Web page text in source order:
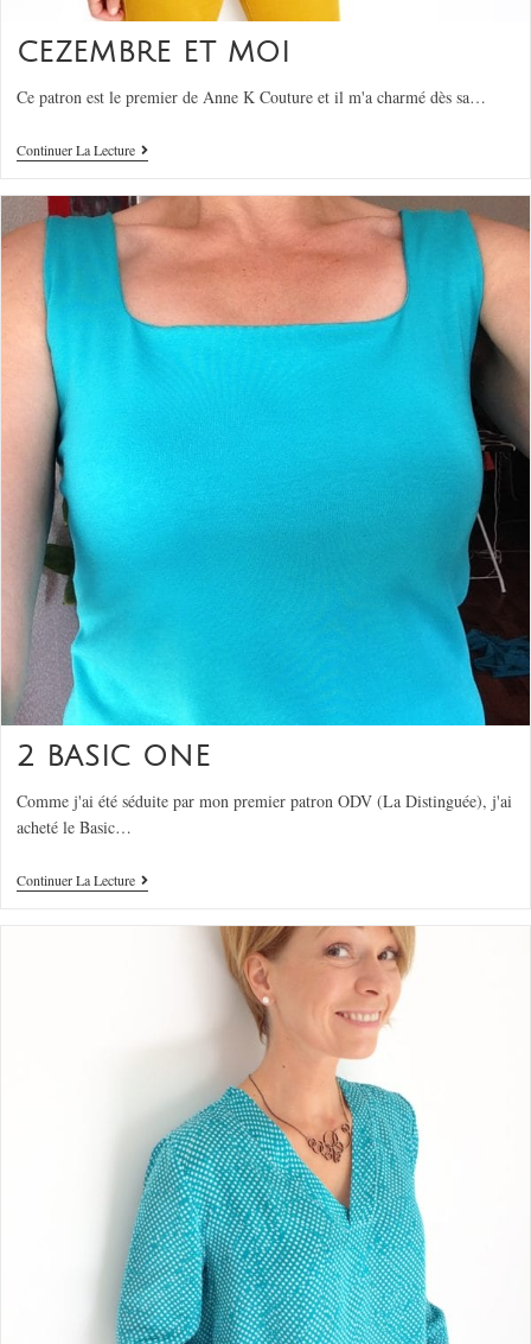
CEZEMBRE ET MOI
Ce patron est le premier de Anne K Couture et il m'a charmé dès sa…
Continuer La Lecture
2 BASIC ONE
Comme j'ai été séduite par mon premier patron ODV (La Distinguée), j'ai
acheté le Basic…
Continuer La Lecture